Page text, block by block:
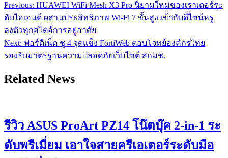
แนะแนว
เรื่อง
Previous: HUAWEI WiFi Mesh X3 Pro นิยามใหม่ของเราเตอร์ระ
ดับไฮเอนด์ ผสานประสิทธิภาพ Wi-Fi 7 ขั้นสูง เข้ากับดีไซน์หรู
ลงตัวทุกสไตล์การอยู่อาศัย
Next: ฟอร์ติเน็ต ชู 4 จุดแข็ง FortiWeb ตอบโจทย์องค์กรไทย
รองรับมาตรฐานความปลอดภัยเว็บไซต์ สกมช.
Related News
รีวิว ASUS ProArt PZ14 โน๊ตบุ๊ค 2-in-1 ระ
ดับพรีเมี่ยม เอาใจสายครีเอเตอร์ระดับมือ